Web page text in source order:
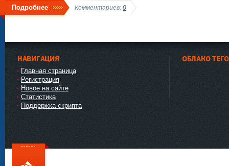
Подробнее Комментариев: 0
НАВИГАЦИЯ
Главная страница
Регистрация
Новое на сайте
Статистика
Поддержка скрипта
ОБЛАКО